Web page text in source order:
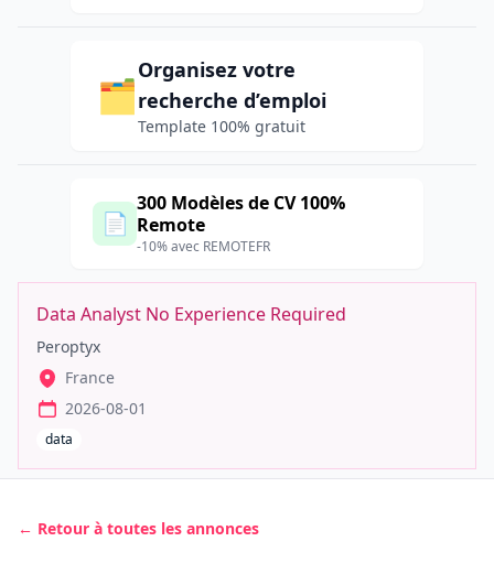
🗂️
Organisez votre
recherche d’emploi
Template 100% gratuit
📄
300 Modèles de CV 100%
Remote
-10% avec REMOTEFR
Data Analyst No Experience Required
Peroptyx
France
2026-08-01
data
← Retour à toutes les annonces